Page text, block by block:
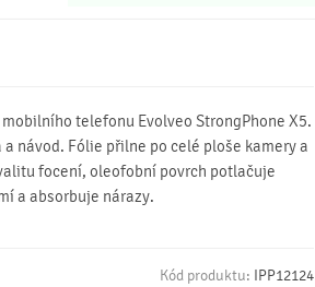
telefonu Evolveo StrongPhone X5.
návod. Fólie přilne po celé ploše kamery a
focení, oleofobní povrch potlačuje
a absorbuje nárazy.
Kód produktu: IPP12124